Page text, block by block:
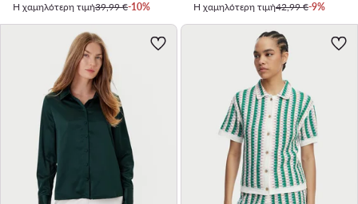
Η χαμηλότερη τιμή39,99 €-10%
Η χαμηλότερη τιμή42,99 €-9%